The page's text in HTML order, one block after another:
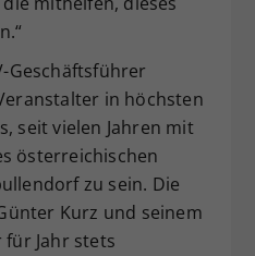
Geschäftsführer
in höchsten
seit vielen Jahren mit
österreichischen
zu sein. Die
Kurz und seinem
Jahr stets